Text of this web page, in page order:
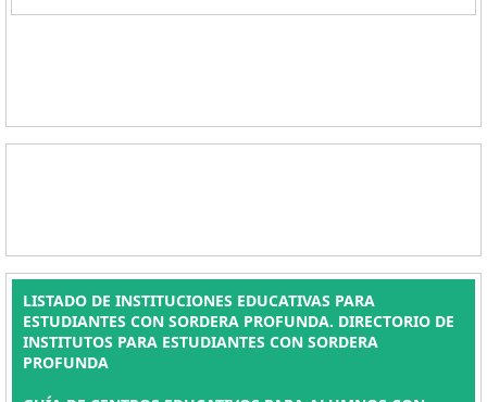
LISTADO DE INSTITUCIONES EDUCATIVAS PARA
ESTUDIANTES CON SORDERA PROFUNDA. DIRECTORIO DE
INSTITUTOS PARA ESTUDIANTES CON SORDERA
PROFUNDA